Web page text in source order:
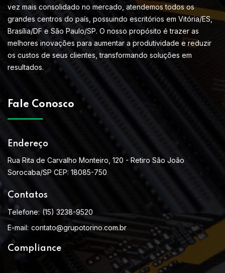
vez mais consolidado no mercado, atendemos todos os
grandes centros do país, possuindo escritórios em Vitória/ES,
Brasília/DF e São Paulo/SP. O nosso propósito é trazer as
melhores inovações para aumentar a produtividade e reduzir
os custos de seus clientes, transformando soluções em
resultados.
Fale Conosco
Endereço
Rua Rita de Carvalho Monteiro, 120 - Retiro São João
Sorocaba/SP CEP: 18085-750
Contatos
Telefone: (15) 3238-9520
E-mail: contato@grupotorino.com.br
Compliance